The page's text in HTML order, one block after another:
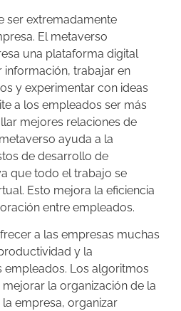
ser extremadamente
El metaverso
una plataforma digital
trabajar en
y experimentar con ideas
a los empleados ser más
mejores relaciones de
ayuda a la
de desarrollo de
que todo el trabajo se
Esto mejora la eficiencia
entre empleados.
a las empresas muchas
y la
empleados. Los algoritmos
la organización de la
empresa, organizar